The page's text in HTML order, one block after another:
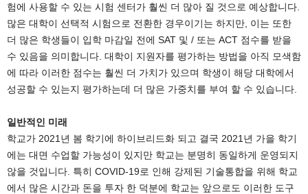
험에 사용할 수 있는 시험 센터가 훨씬 더 많아 질 것으로 예상합니다.
많은 대학이 선택적 시험으로 전환한 경우이기는 하지만, 이는 또한
더 많은 학생들이 입학 마감일 전에 SAT 및 / 또는 ACT 점수를 받을
수 있음을 의미합니다. 대학이 지원자를 평가하는 방법을 아직 모색함
에 따라 이러한 점수는 훨씬 더 가치가 있으며 학생이 해당 대학에서
성공할 수 있는지 평가하는데 더 많은 가중치를 부여 할 수 있습니다.
일반적인 미래
학교가 2021년 봄 학기에 하이브리드화 되고 결국 2021년 가을 학기
에는 대면 수업할 가능성이 있지만 학교는 분명히 동일하게 운영되지
않을 것입니다. 특히 COVID-19로 인해 강제된 기술통합을 위해 학교
에서 많은 시간과 돈을 투자 한 덕분에 학교는 앞으로도 이러한 도구